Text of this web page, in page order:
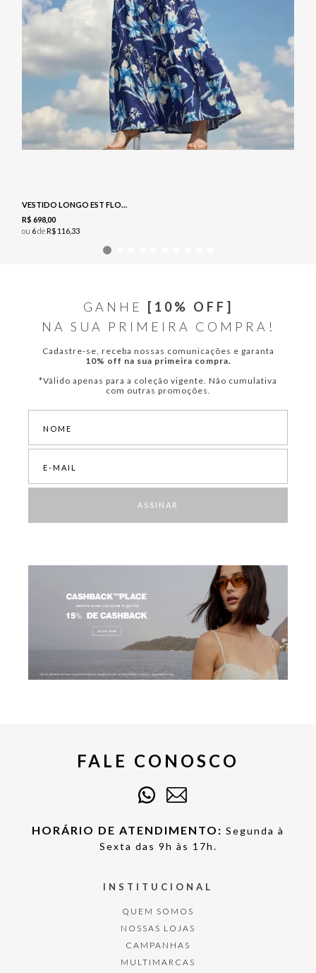
VESTIDO LONGO EST FLORAL - NAVY
R$ 69800
ou 6deR$ 11633
GANHE
[10% OFF]
NA SUA PRIMEIRA COMPRA!
Cadastre-se, receba nossas comunicações e garanta
10% off na sua primeira compra.
*Válido apenas para a coleção vigente. Não cumulativa
com outras promoções.
ASSINAR
FALE CONOSCO
HORÁRIO DE ATENDIMENTO: Segunda à
Sexta das 9h às 17h.
INSTITUCIONAL
QUEM SOMOS
NOSSAS LOJAS
CAMPANHAS
MULTIMARCAS